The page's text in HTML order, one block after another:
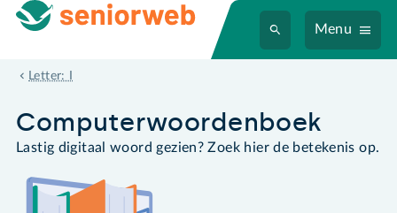
Menu
Letter: I
Instagram
Computer­woordenboek
Lastig digitaal woord gezien? Zoek hier de betekenis op.